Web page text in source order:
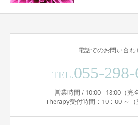
電話でのお問い合わ
TEL.055-
営業時間 / 10:00 - 18:00（完
Therapy受付時間：10：00 ～（